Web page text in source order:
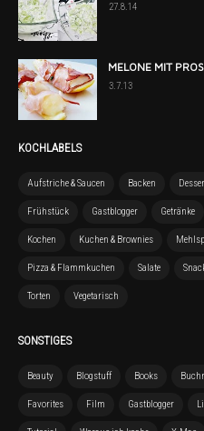
27.8.14
MELONE MIT
3.7.13
KOCHLABELS
Aufstriche & Saucen Backen
Frühstück Gastblogger Getränke
Kochen Kuchen & Brownies
Pizza & Flammkuchen Salate
Torten Vegetarisch
SONSTIGES
Beauty Blogstuff Books
Favorites Film Gastblogger